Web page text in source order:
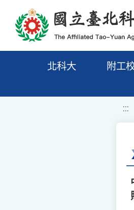
移至網頁之主要內容區位置
北科大 附工
:::